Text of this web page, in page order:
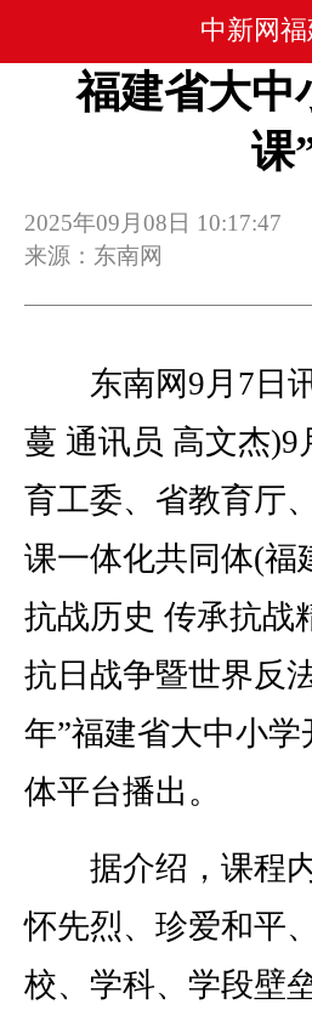
中新网
福建省大中
课
2025年09月08日 10:17:47
来源：东南网
东南网9月7日讯
蔓 通讯员 高文杰
育工委、省教育厅
课一体化共同体(福
抗战历史 传承抗
抗日战争暨世界反
年”福建省大中小
体平台播出。
据介绍，课程内
怀先烈、珍爱和平
校、学科、学段壁